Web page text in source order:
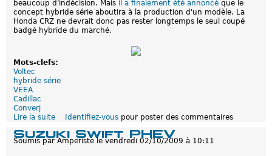
r
e
c
beaucoup d'indécision. Mais il a finalement été annoncé que le
concept hybride série aboutira à la production d'un modèle. La
Honda CRZ ne devrait donc pas rester longtemps le seul coupé
badgé hybride du marché.
Mots-clefs:
Voltec
hybride série
VEEA
Cadillac
Converj
Lire la suite
L
a
Identifiez-vous pour poster des commentaires
Suzuki Swift PHEV
Soumis par Amperiste le vendredi 02/10/2009 à 10:11